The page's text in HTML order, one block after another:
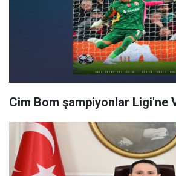
Cim Bom şampiyonlar Ligi'ne